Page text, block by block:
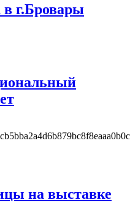
г.Бровары
на выставке